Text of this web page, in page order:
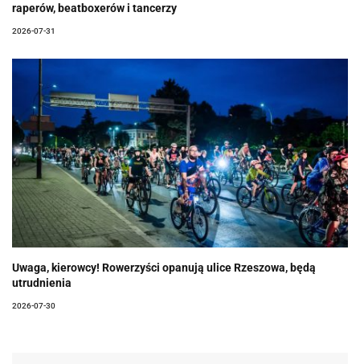
raperów, beatboxerów i tancerzy
2026-07-31
Uwaga, kierowcy! Rowerzyści opanują ulice Rzeszowa, będą
utrudnienia
2026-07-30